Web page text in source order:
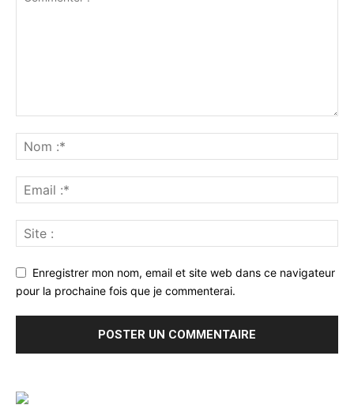
Enregistrer mon nom, email et site web dans ce navigateur
pour la prochaine fois que je commenterai.